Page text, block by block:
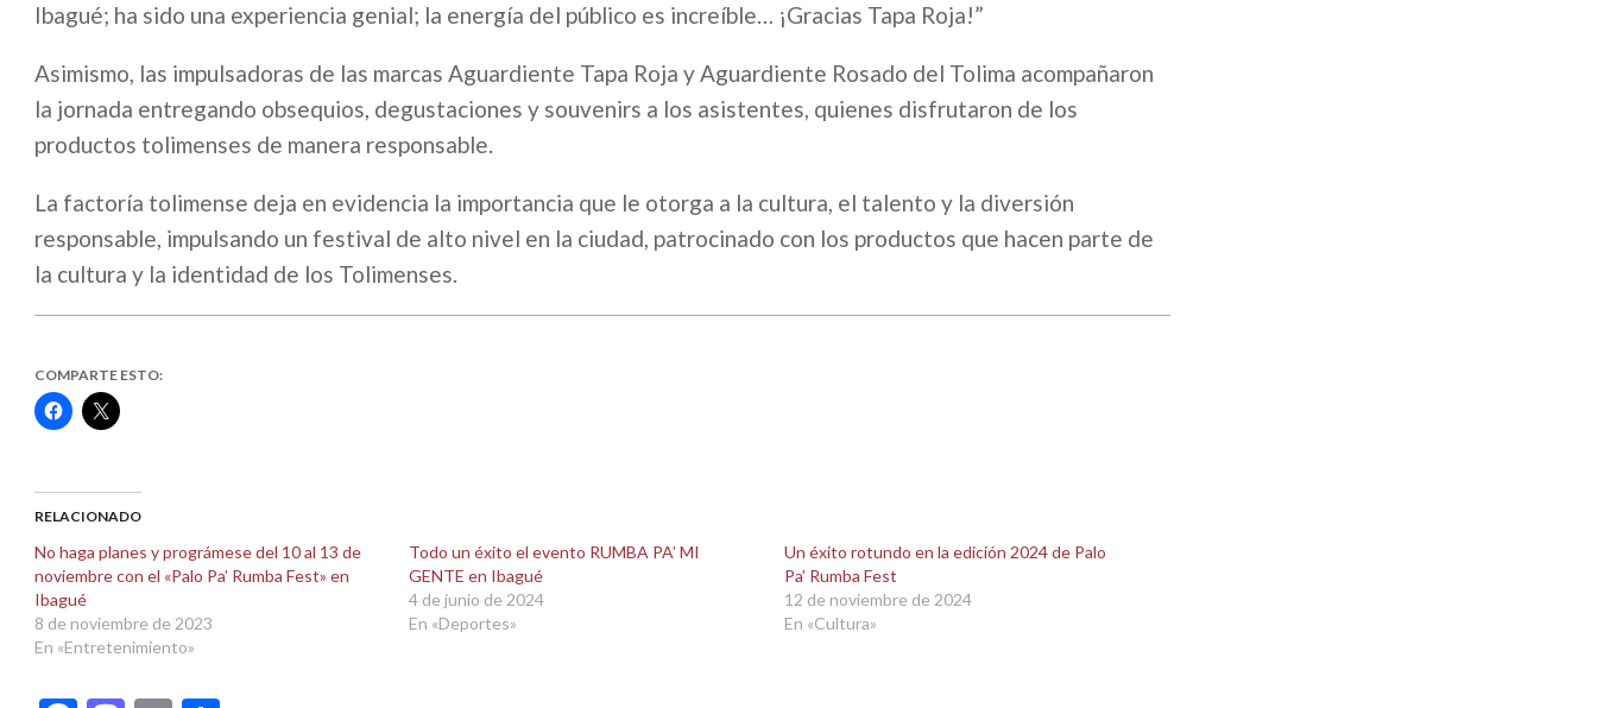
Ibagué; ha sido una experiencia genial; la energía del público es increíble… ¡Gracias Tapa Roja!”
Asimismo, las impulsadoras de las marcas Aguardiente Tapa Roja y Aguardiente Rosado del Tolima acompañaron
la jornada entregando obsequios, degustaciones y souvenirs a los asistentes, quienes disfrutaron de los
productos tolimenses de manera responsable.
La factoría tolimense deja en evidencia la importancia que le otorga a la cultura, el talento y la diversión
responsable, impulsando un festival de alto nivel en la ciudad, patrocinado con los productos que hacen parte de
la cultura y la identidad de los Tolimenses.
COMPARTE ESTO:
Haz
clic
(Se
abre
una
ventana
nueva)
Haz
clic
(Se
abre
una
ventana
nueva)
RELACIONADO
No haga planes y prográmese del 10 al 13 de
noviembre con el «Palo Pa’ Rumba Fest» en
Ibagué
8 de noviembre de 2023
En «Entretenimiento»
Todo un éxito el evento RUMBA PA’ MI
GENTE en Ibagué
4 de junio de 2024
En «Deportes»
Un éxito rotundo en la edición 2024 de Palo
Pa’ Rumba Fest
12 de noviembre de 2024
En «Cultura»